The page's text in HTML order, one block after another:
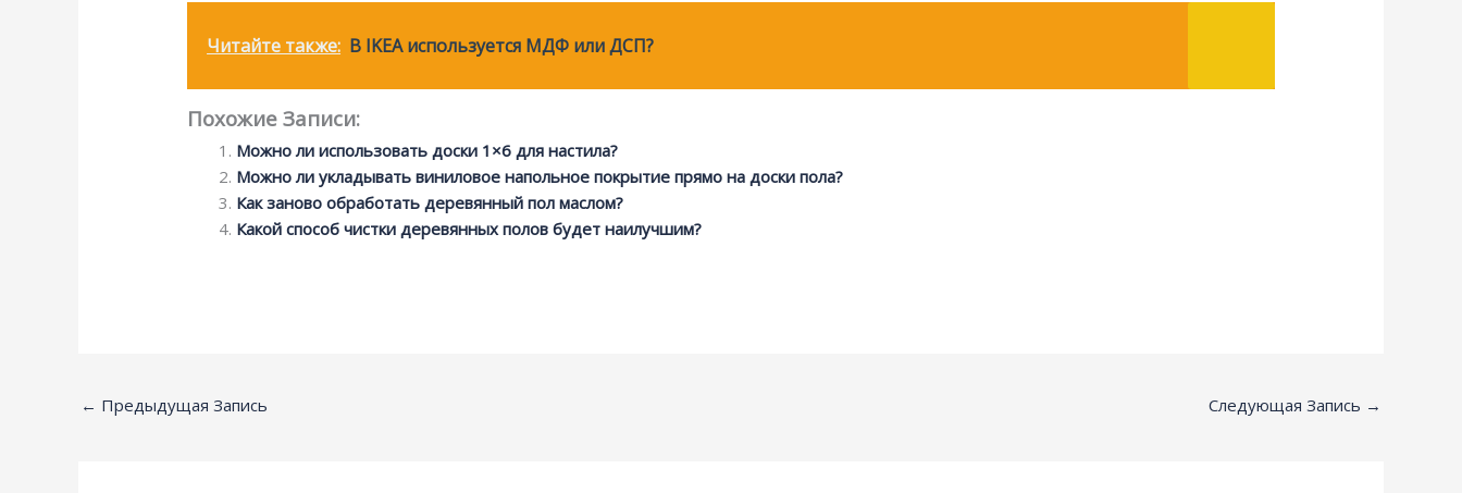
Читайте также: В IKEA используется МДФ или ДСП?
Похожие Записи:
Можно ли использовать доски 1×6 для настила?
Можно ли укладывать виниловое напольное покрытие прямо на доски пола?
Как заново обработать деревянный пол маслом?
Какой способ чистки деревянных полов будет наилучшим?
← Предыдущая Запись Следующая Запись →